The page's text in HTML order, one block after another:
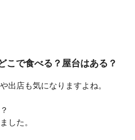
こで食べる？屋台はある？
出店も気になりますよね。
した。